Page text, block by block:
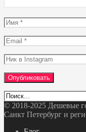
Имя
*
Email
*
Ник
в
Instagram
Найти:
© 2018-2025 Дешевые
Санкт Петербург и